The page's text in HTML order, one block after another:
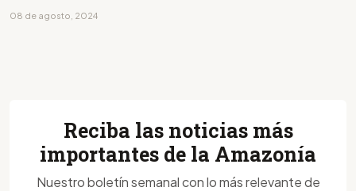
08 de agosto, 2024
Reciba las noticias más
importantes de la Amazonía
Nuestro boletín semanal con lo más relevante de